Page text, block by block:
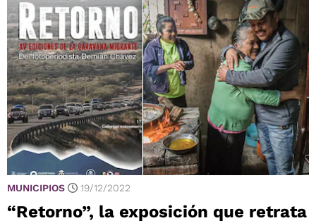
MUNICIPIOS 19/12/2022
“Retorno”, la exposición que retrata